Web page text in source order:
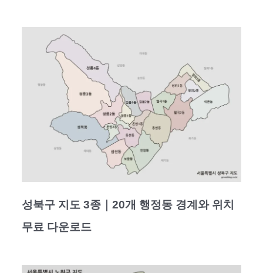
성북구 지도 3종｜20개 행정동 경계와 위치
무료 다운로드